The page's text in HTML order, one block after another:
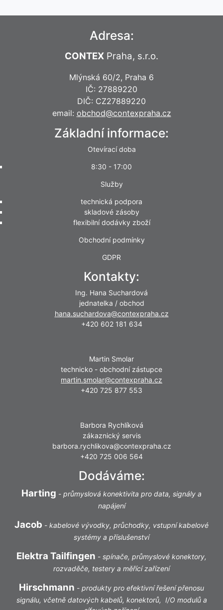
Adresa:
CONTEX Praha, s.r.o.
Mlýnská 60/2, Praha 6
IČ: 27889220
DIČ: CZ27889220
email: obchod@contexpraha.cz
Základní informace:
Otevírací doba
8:30 - 17:00
Služby
technická podpora
skladové zásoby
flexibilní dodávky zboží
Obchodní podmínky
GDPR
Kontakty:
Ing. Hana Suchardová
jednatelka / obchod
hana.suchardova@contexpraha.cz
+420 602 181 634
Martin Smolar
technicko - obchodní zástupce
martin.smolar@contexpraha.cz
+420 725 877 553
Barbora Rychlíková
zákaznický servis
barbora.rychlikova@contexpraha.cz
+420 725 006 564
Dodáváme:
Harting - průmyslová konektivita pro data, signály a
napájení
Jacob - kabelové vývodky, průchodky, vstupní kabelové
systémy a příslušenství
Elektra Tailfingen - spínače, průmyslové konektory,
rozvaděče, testery a měřící zařízení
Hirschmann - produkty pro efektivní řešení přenosu
signálu, včetně datových kabelů, konektorů, I/O modulů a